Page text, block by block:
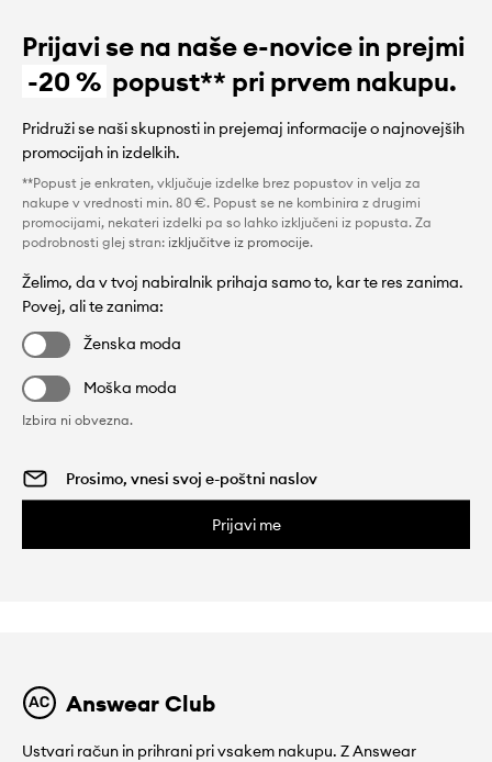
Prijavi se na naše e-novice in prejmi
-20 % popust** pri prvem nakupu.
Pridruži se naši skupnosti in prejemaj informacije o najnovejših
promocijah in izdelkih.
**Popust je enkraten, vključuje izdelke brez popustov in velja za
nakupe v vrednosti min. 80 €. Popust se ne kombinira z drugimi
promocijami, nekateri izdelki pa so lahko izključeni iz popusta. Za
podrobnosti glej stran: izključitve iz promocije.
Želimo, da v tvoj nabiralnik prihaja samo to, kar te res zanima.
Povej, ali te zanima:
Ženska moda
Moška moda
Izbira ni obvezna.
Prijavi me
Answear Club
Ustvari račun in prihrani pri vsakem nakupu. Z Answear